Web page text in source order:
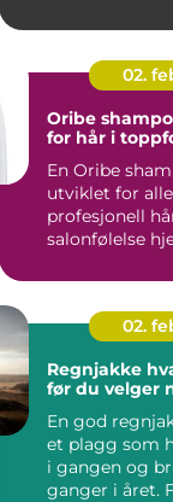
02.
Oribe shampoo
for hår i
En Oribe
utviklet for
profesjonell
salonfølelse
02.
Regnjakke hva du bør vite
før du velger
En god
et plagg som
i gangen og
ganger i året.